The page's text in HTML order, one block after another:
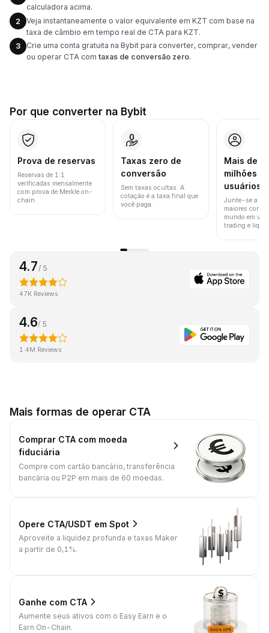
calculadora acima.
2
Veja instantaneamente o valor equivalente em KZT com base na
taxa de câmbio em tempo real de CTA para KZT.
3
Crie uma conta gratuita na Bybit para converter, comprar, vender
ou operar CTA com taxas de conversão zero.
Por que converter na Bybit
Prova de reservas
Reservas de 1:1
verificadas mensalmente
com prova de Merkle on-
chain.
Taxas zero de
conversão
Sem taxas ocultas. A
cotação é a taxa final que
você paga.
Mais de
milhões
usuários
Junte-se a
maiores
mundo em
trading e
4.7/ 5
47K Reviews
4.6/ 5
1.4M Reviews
Mais formas de operar CTA
Comprar CTA com moeda
fiduciária
Compre com cartão bancário, transferência
bancária ou P2P em mais de 60 moedas.
Opere CTA/USDT em Spot
Aproveite a liquidez profunda e taxas Maker
a partir de 0,1%.
Ganhe com CTA
Aumente seus ativos com o Easy Earn e o
Earn On-Chain.